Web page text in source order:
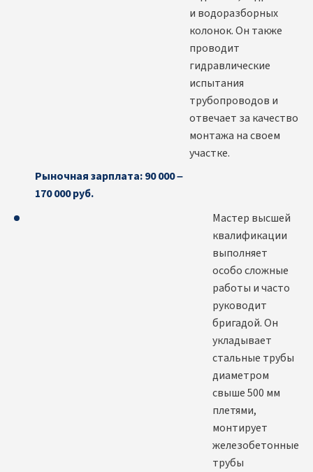
и водоразборных
колонок. Он также
проводит
гидравлические
испытания
трубопроводов и
отвечает за качество
монтажа на своем
участке.
Рыночная зарплата: 90 000 –
170 000 руб.
Мастер высшей
квалификации
выполняет
особо сложные
работы и часто
руководит
бригадой. Он
укладывает
стальные трубы
диаметром
свыше 500 мм
плетями,
монтирует
железобетонные
трубы